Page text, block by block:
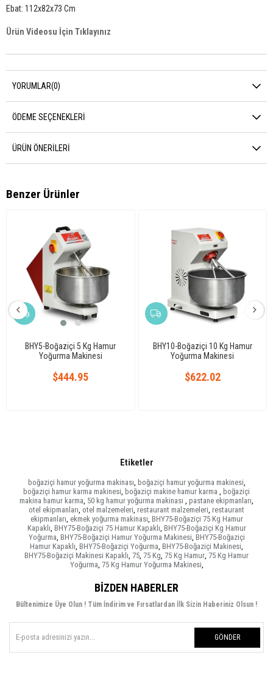
Ebat: 112x82x73 Cm
Ürün Videosu İçin Tıklayınız
YORUMLAR(0)
ÖDEME SEÇENEKLERI
ÜRÜN ÖNERILERI
Benzer Ürünler
BHY5-Boğaziçi 5 Kg Hamur
Yoğurma Makinesi
$444.95
BHY10-Boğaziçi 10 Kg Hamur
Yoğurma Makinesi
$622.02
Etiketler
boğaziçi hamur yoğurma makinası boğaziçi hamur yoğurma makinesi
boğaziçi hamur karma makinesi boğaziçi makine hamur karma
boğaziçi
makina hamur karma 50 kg hamur yoğurma makinası pastane ekipmanları
otel ekipmanları otel malzemeleri restaurant malzemeleri restaurant
ekipmanları ekmek yoğurma makinası BHY75-Boğaziçi 75 Kg Hamur
Kapaklı BHY75-Boğaziçi 75 Hamur Kapaklı BHY75-Boğaziçi Kg Hamur
Yoğurma BHY75-Boğaziçi Hamur Yoğurma Makinesi BHY75-Boğaziçi
Hamur Kapaklı BHY75-Boğaziçi Yoğurma BHY75-Boğaziçi Makinesi
BHY75-Boğaziçi Makinesi Kapaklı 75 75 Kg 75 Kg Hamur 75 Kg Hamur
Yoğurma 75 Kg Hamur Yoğurma Makinesi
BIZDEN HABERLER
Bültenimize Üye Olun ! Tüm İndirim ve Fırsatlardan İlk Sizin Haberiniz Olsun !
GÖNDER